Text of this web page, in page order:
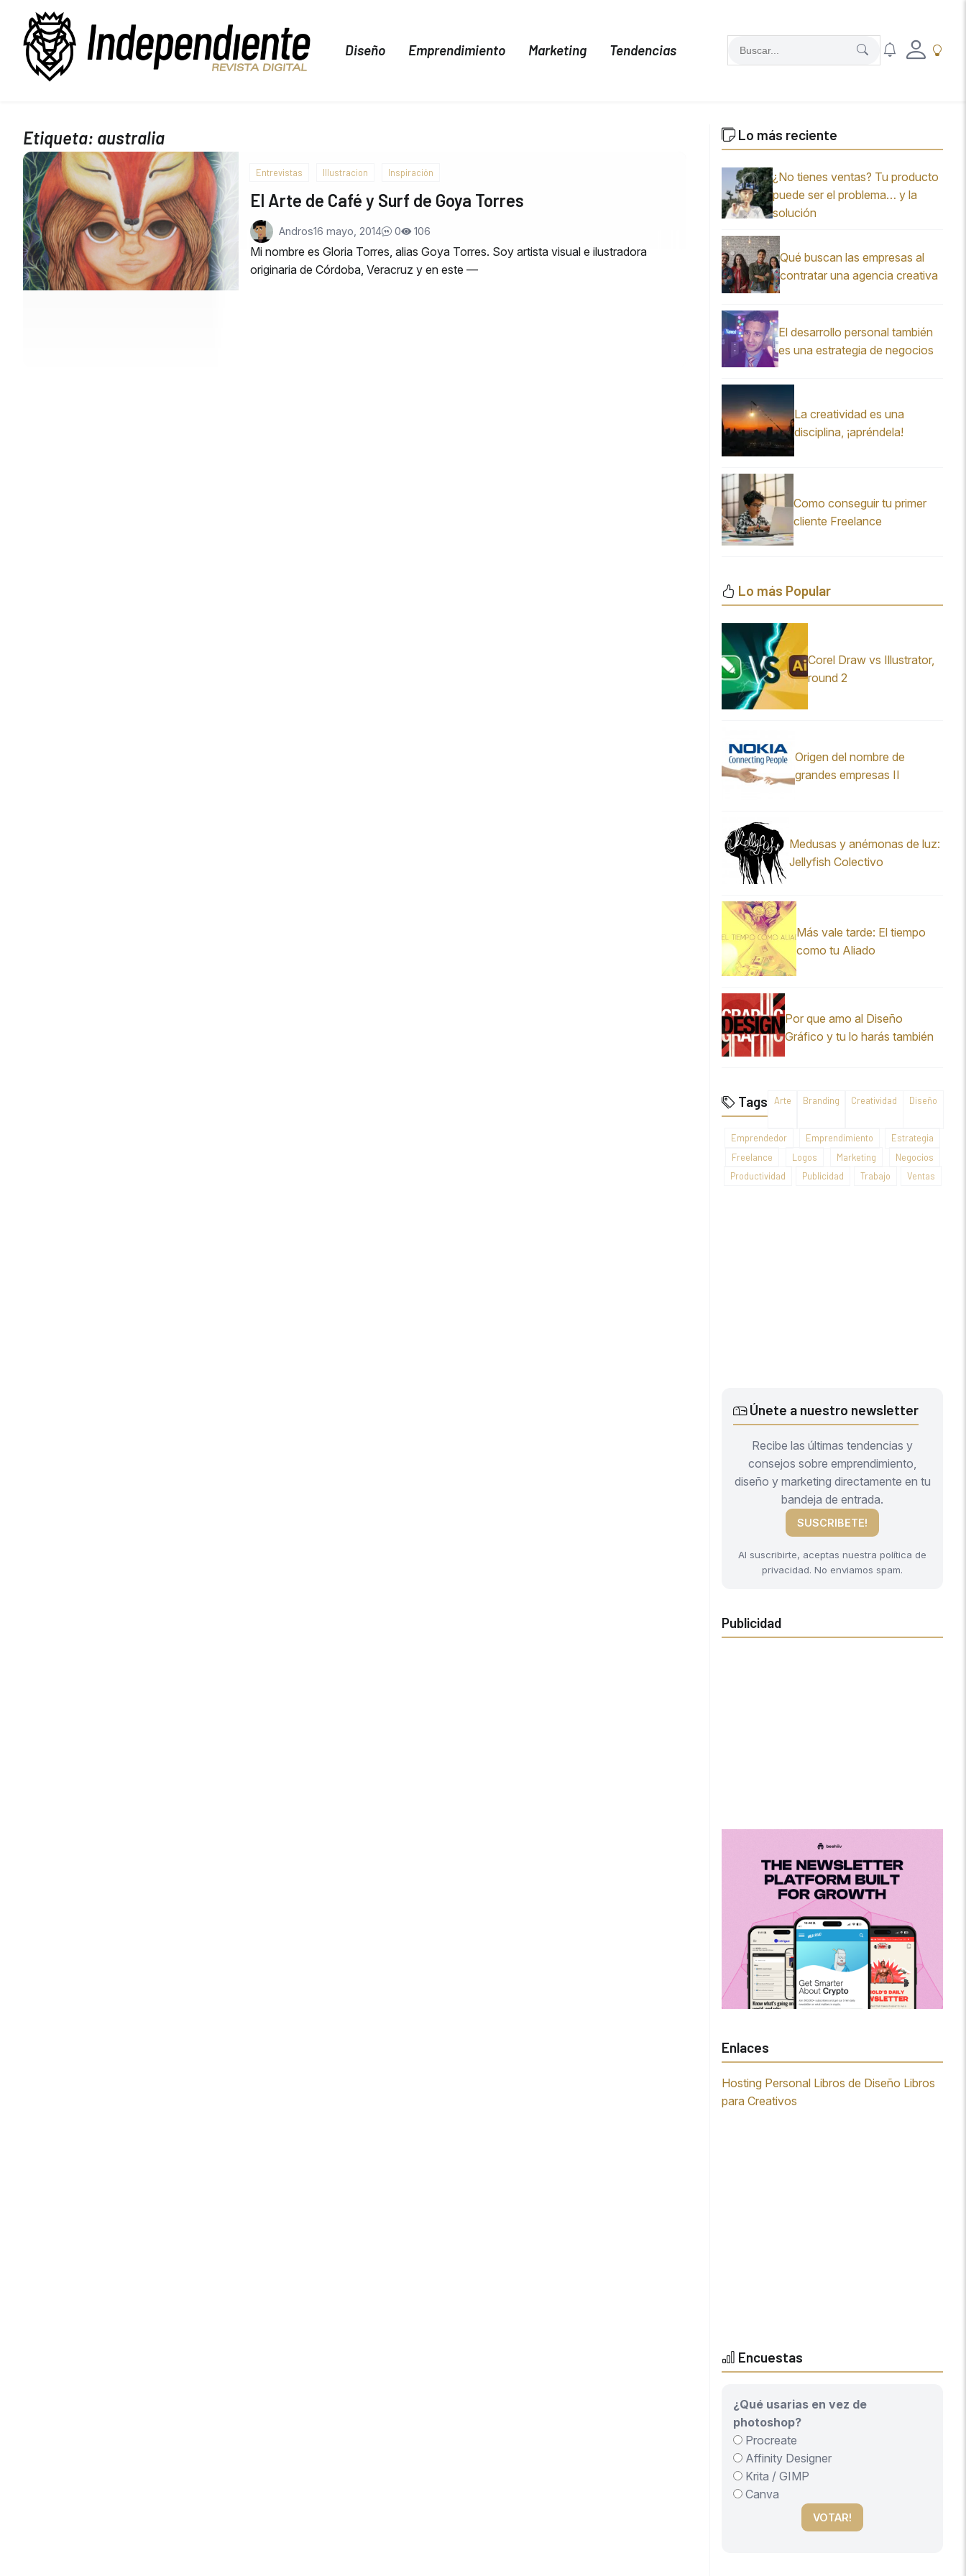
Diseño Emprendimiento Marketing Tendencias
Etiqueta: australia
Entrevistas Illustracion Inspiración
El Arte de Café y Surf de Goya Torres
Andros16 mayo, 2014 0 106
Mi nombre es Gloria Torres, alias Goya Torres. Soy artista visual e ilustradora
originaria de Córdoba, Veracruz y en este —
Lo más reciente
¿No tienes ventas? Tu producto
puede ser el problema… y la
solución
Qué buscan las empresas al
contratar una agencia creativa
El desarrollo personal también
es una estrategia de negocios
La creatividad es una
disciplina, ¡apréndela!
Como conseguir tu primer
cliente Freelance
Lo más Popular
Corel Draw vs Illustrator,
round 2
Origen del nombre de
grandes empresas II
Medusas y anémonas de luz:
Jellyfish Colectivo
Más vale tarde: El tiempo
como tu Aliado
Por que amo al Diseño
Gráfico y tu lo harás también
Tags Arte Branding Creatividad Diseño
Emprendedor Emprendimiento
Estrategia
Freelance
Logos Marketing
Negocios
Productividad
Publicidad Trabajo Ventas
Únete a nuestro newsletter
Recibe las últimas tendencias y
consejos sobre emprendimiento,
diseño y marketing directamente en tu
bandeja de entrada.
SUSCRIBETE!
Al suscribirte, aceptas nuestra política de
privacidad. No enviamos spam.
Publicidad
Enlaces
Hosting Personal Libros de Diseño Libros
para Creativos
Encuestas
¿Qué usarias en vez de
photoshop?
Procreate
Affinity Designer
Krita / GIMP
Canva
VOTAR!